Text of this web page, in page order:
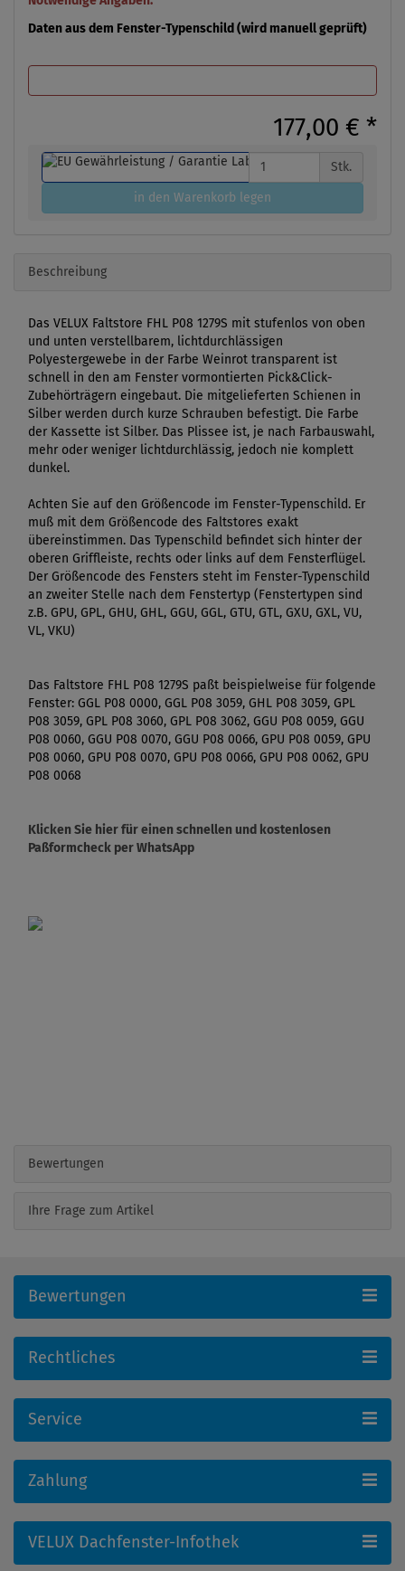
Daten aus dem Fenster-Typenschild (wird manuell geprüft)
177,00 € *
Stk.
in den Warenkorb legen
Beschreibung
Das VELUX Faltstore FHL P08 1279S mit stufenlos von oben
und unten verstellbarem, lichtdurchlässigen
Polyestergewebe in der Farbe Weinrot transparent ist
schnell in den am Fenster vormontierten Pick&Click-
Zubehörträgern eingebaut. Die mitgelieferten Schienen in
Silber werden durch kurze Schrauben befestigt. Die Farbe
der Kassette ist Silber. Das Plissee ist, je nach Farbauswahl,
mehr oder weniger lichtdurchlässig, jedoch nie komplett
dunkel.
Achten Sie auf den Größencode im Fenster-Typenschild. Er
muß mit dem Größencode des Faltstores exakt
übereinstimmen. Das Typenschild befindet sich hinter der
oberen Griffleiste, rechts oder links auf dem Fensterflügel.
Der Größencode des Fensters steht im Fenster-Typenschild
an zweiter Stelle nach dem Fenstertyp (Fenstertypen sind
z.B. GPU, GPL, GHU, GHL, GGU, GGL, GTU, GTL, GXU, GXL, VU,
VL, VKU)
Das Faltstore FHL P08 1279S paßt beispielweise für folgende
Fenster: GGL P08 0000, GGL P08 3059, GHL P08 3059, GPL
P08 3059, GPL P08 3060, GPL P08 3062, GGU P08 0059, GGU
P08 0060, GGU P08 0070, GGU P08 0066, GPU P08 0059, GPU
P08 0060, GPU P08 0070, GPU P08 0066, GPU P08 0062, GPU
P08 0068
Klicken Sie hier für einen schnellen und kostenlosen
Paßformcheck per WhatsApp
Bewertungen
Ihre Frage zum Artikel
Bewertungen
Rechtliches
Service
Zahlung
VELUX Dachfenster-Infothek